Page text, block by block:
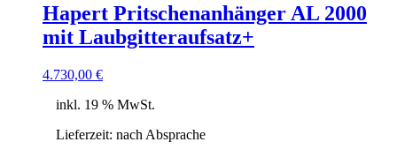
Hapert Pritschenanhänger AL 2000
mit Laubgitteraufsatz+
4.730,00 €
inkl. 19 % MwSt.
Lieferzeit: nach Absprache